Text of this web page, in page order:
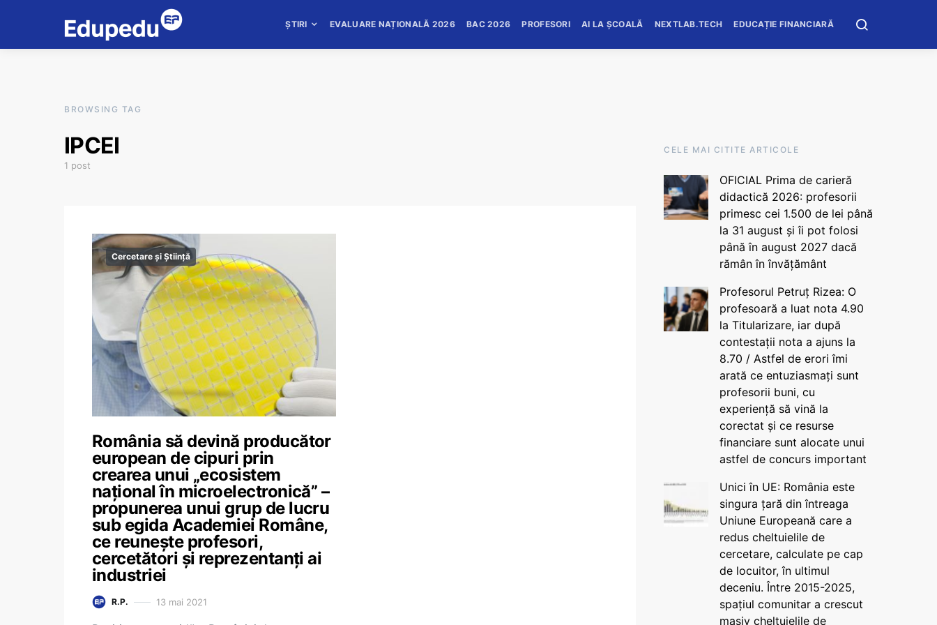
ȘTIRI EVALUARE NAȚIONALĂ 2026 BAC 2026 PROFESORI AI LA ȘCOALĂ NEXTLAB.TECH EDUCAȚIE FINANCIARĂ
BROWSING TAG
IPCEI
1 post
Cercetare și Știință
România să devină producător
european de cipuri prin
crearea unui „ecosistem
național în microelectronică” –
propunerea unui grup de lucru
sub egida Academiei Române,
ce reunește profesori,
cercetători și reprezentanți ai
industriei
R.P. 13 mai 2021
CELE MAI CITITE ARTICOLE
OFICIAL Prima de carieră
didactică 2026: profesorii
primesc cei 1.500 de lei până
la 31 august și îi pot folosi
până în august 2027 dacă
rămân în învățământ
Profesorul Petruț Rizea: O
profesoară a luat nota 4.90
la Titularizare, iar după
contestații nota a ajuns la
8.70 / Astfel de erori îmi
arată ce entuziasmați sunt
profesorii buni, cu
experiență să vină la
corectat și ce resurse
financiare sunt alocate unui
astfel de concurs important
Unici în UE: România este
singura țară din întreaga
Uniune Europeană care a
redus cheltuielile de
cercetare, calculate pe cap
de locuitor, în ultimul
deceniu. Între 2015-2025,
spațiul comunitar a crescut
masiv cheltuielile de